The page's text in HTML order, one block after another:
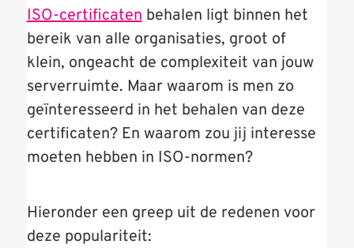
ISO-certificatenbehalen ligt binnen het
bereik van alle organisaties, groot of
klein, ongeacht de complexiteit van jouw
serverruimte. Maar waarom is men zo
geïnteresseerd in het behalen van deze
certificaten? En waarom zou jij interesse
moeten hebben in ISO-normen?
Hieronder een greep uit de redenen voor
deze populariteit: